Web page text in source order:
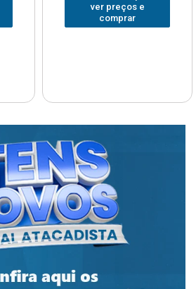
ver preços e
comprar